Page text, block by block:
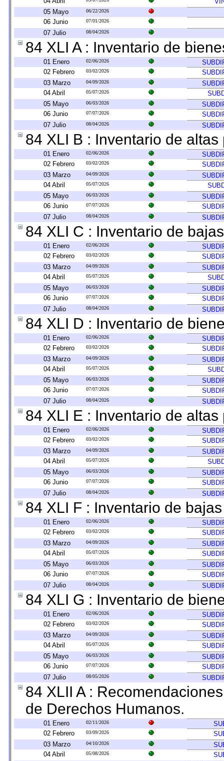
05 Mayo
06/22/2026
06 Junio 07/01/2026
07 Julio 08/04/2026
84 XLI A : Inventario de
01 Enero 02/06/2026
02 Febrero
03/02/2026
03 Marzo
04/09/2026
04 Abril
05/07/2026
05 Mayo
06/03/2026
06 Junio
07/07/2026
07 Julio
08/04/2026
84 XLI B : Inventario de
01 Enero 02/06/2026
02 Febrero
03/02/2026
03 Marzo
04/09/2026
04 Abril
05/07/2026
05 Mayo
06/03/2026
06 Junio
07/07/2026
07 Julio
08/04/2026
84 XLI C : Inventario de
01 Enero 02/06/2026
02 Febrero
03/02/2026
03 Marzo
04/09/2026
04 Abril
05/07/2026
05 Mayo
06/03/2026
06 Junio
07/07/2026
07 Julio
08/04/2026
84 XLI D : Inventario de
01 Enero 02/06/2026
02 Febrero
03/02/2026
03 Marzo
04/09/2026
04 Abril
05/07/2026
05 Mayo
06/03/2026
06 Junio
07/07/2026
07 Julio
08/04/2026
84 XLI E : Inventario de
01 Enero 02/06/2026
02 Febrero
03/02/2026
03 Marzo
04/09/2026
04 Abril
05/07/2026
05 Mayo
06/03/2026
06 Junio
07/07/2026
07 Julio
08/04/2026
84 XLI F : Inventario de
01 Enero 02/06/2026
02 Febrero
03/02/2026
03 Marzo
04/09/2026
04 Abril
05/07/2026
05 Mayo
06/03/2026
06 Junio
07/07/2026
07 Julio
08/04/2026
84 XLI G : Inventario de
01 Enero 02/06/2026
02 Febrero
03/02/2026
03 Marzo
04/09/2026
04 Abril
05/07/2026
05 Mayo
06/03/2026
06 Junio
07/07/2026
07 Julio
08/05/2026
84 XLII A :
de Derechos Humanos.
01 Enero 02/11/2026
02 Febrero
03/09/2026
03 Marzo
04/10/2026
04 Abril
05/08/2026